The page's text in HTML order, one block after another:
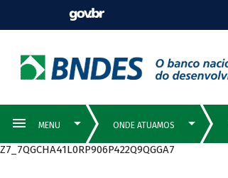
Z7_7QGCHA41L0RP906P422Q9QGGA7